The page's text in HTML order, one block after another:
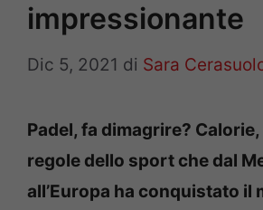
impressionante
Dic 5, 2021 di Sara
Padel, fa dimagrire?
regole dello sport che dal
all’Europa ha conquistato il